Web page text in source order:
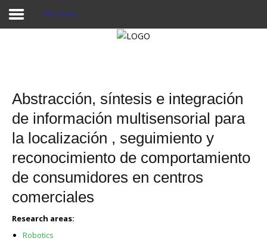
Projects
Researchers
News
Login User
PhD Thesis
Abstracción, síntesis e integración
de información multisensorial para
la localización , seguimiento y
reconocimiento de comportamiento
de consumidores en centros
comerciales
Research areas:
Robotics